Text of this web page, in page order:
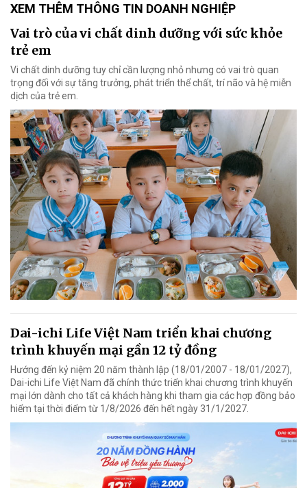
XEM THÊM THÔNG TIN DOANH NGHIỆP
Vai trò của vi chất dinh dưỡng với sức khỏe
trẻ em
Vi chất dinh dưỡng tuy chỉ cần lượng nhỏ nhưng có vai trò quan
trọng đối với sự tăng trưởng, phát triển thể chất, trí não và hệ miễn
dịch của trẻ em.
Dai-ichi Life Việt Nam triển khai chương
trình khuyến mại gần 12 tỷ đồng
Hướng đến kỷ niệm 20 năm thành lập (18/01/2007 - 18/01/2027),
Dai-ichi Life Việt Nam đã chính thức triển khai chương trình khuyến
mại lớn dành cho tất cả khách hàng khi tham gia các hợp đồng bảo
hiểm tại thời điểm từ 1/8/2026 đến hết ngày 31/1/2027.